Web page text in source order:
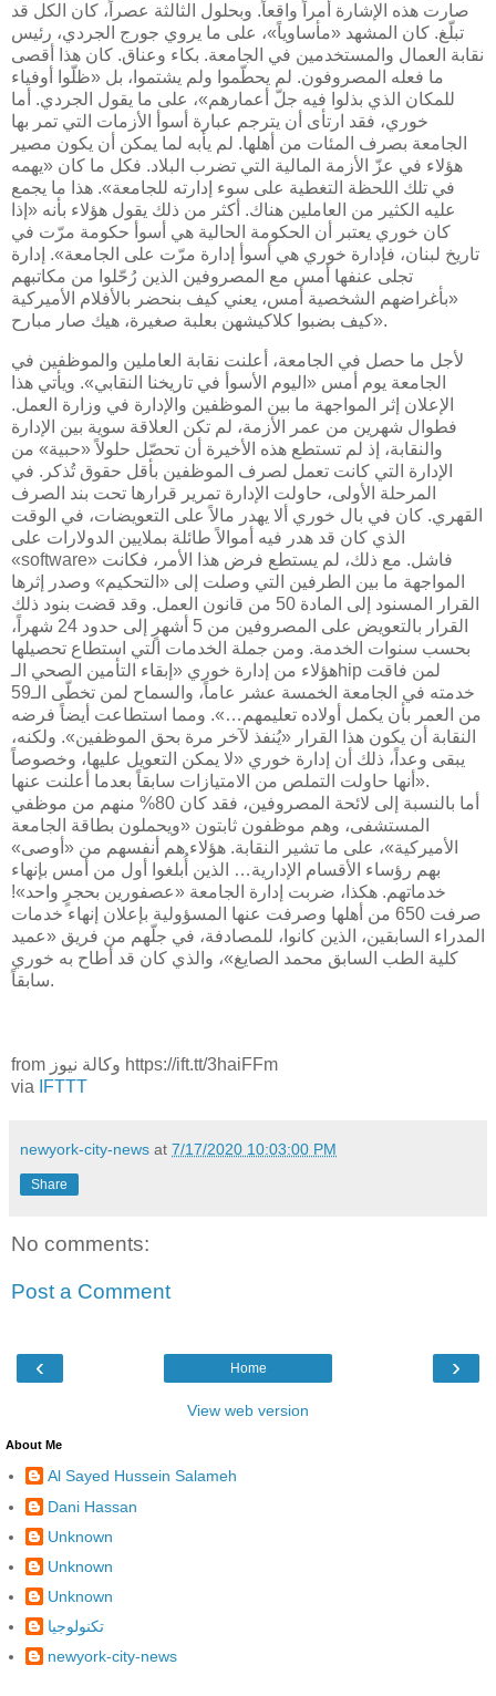
صارت هذه الإشارة أمراً واقعاً. وبحلول الثالثة عصراً، كان الكل قد
تبلّغ. كان المشهد «مأساوياً»، على ما يروي جورج الجردي، رئيس
نقابة العمال والمستخدمين في الجامعة. بكاء وعناق. كان هذا أقصى
ما فعله المصروفون. لم يحطّموا ولم يشتموا، بل «ظلّوا أوفياء
للمكان الذي بذلوا فيه جلّ أعمارهم»، على ما يقول الجردي. أما
خوري، فقد ارتأى أن يترجم عبارة أسوأ الأزمات التي تمر بها
الجامعة بصرف المئات من أهلها. لم يأبه لما يمكن أن يكون مصير
هؤلاء في عزّ الأزمة المالية التي تضرب البلاد. فكل ما كان «يهمه
في تلك اللحظة التغطية على سوء إدارته للجامعة». هذا ما يجمع
عليه الكثير من العاملين هناك. أكثر من ذلك يقول هؤلاء بأنه «إذا
كان خوري يعتبر أن الحكومة الحالية هي أسوأ حكومة مرّت في
تاريخ لبنان، فإدارة خوري هي أسوأ إدارة مرّت على الجامعة». إدارة
تجلى عنفها أمس مع المصروفين الذين رُحّلوا من مكاتبهم
«بأغراضهم الشخصية أمس، يعني كيف بنحضر بالأفلام الأميركية
كيف بضبوا كلاكيشهن بعلبة صغيرة، هيك صار مبارح».
لأجل ما حصل في الجامعة، أعلنت نقابة العاملين والموظفين في
الجامعة يوم أمس «اليوم الأسوأ في تاريخنا النقابي». ويأتي هذا
الإعلان إثر المواجهة ما بين الموظفين والإدارة في وزارة العمل.
فطوال شهرين من عمر الأزمة، لم تكن العلاقة سوية بين الإدارة
والنقابة، إذ لم تستطع هذه الأخيرة أن تحصّل حلولاً «حبية» من
الإدارة التي كانت تعمل لصرف الموظفين بأقل حقوق تُذكر. في
المرحلة الأولى، حاولت الإدارة تمرير قرارها تحت بند الصرف
القهري. كان في بال خوري ألا يهدر مالاً على التعويضات، في الوقت
الذي كان قد هدر فيه أموالاً طائلة بملايين الدولارات على
«software» فاشل. مع ذلك، لم يستطع فرض هذا الأمر، فكانت
المواجهة ما بين الطرفين التي وصلت إلى «التحكيم» وصدر إثرها
القرار المسنود إلى المادة 50 من قانون العمل. وقد قضت بنود ذلك
القرار بالتعويض على المصروفين من 5 أشهرٍ إلى حدود 24 شهراً،
بحسب سنوات الخدمة. ومن جملة الخدمات التي استطاع تحصيلها
هؤلاء من إدارة خوري «إبقاء التأمين الصحي الـhip لمن فاقت
خدمته في الجامعة الخمسة عشر عاماً، والسماح لمن تخطّى الـ59
من العمر بأن يكمل أولاده تعليمهم…». ومما استطاعت أيضاً فرضه
النقابة أن يكون هذا القرار «يُنفذ لآخر مرة بحق الموظفين». ولكنه،
يبقى وعداً، ذلك أن إدارة خوري «لا يمكن التعويل عليها، وخصوصاً
أنها حاولت التملص من الامتيازات سابقاً بعدما أعلنت عنها».
أما بالنسبة إلى لائحة المصروفين، فقد كان 80% منهم من موظفي
المستشفى، وهم موظفون ثابتون «ويحملون بطاقة الجامعة
الأميركية»، على ما تشير النقابة. هؤلاء هم أنفسهم من «أوصى»
بهم رؤساء الأقسام الإدارية… الذين أُبلغوا أول من أمس بإنهاء
خدماتهم. هكذا، ضربت إدارة الجامعة «عصفورين بحجرٍ واحد»!
صرفت 650 من أهلها وصرفت عنها المسؤولية بإعلان إنهاء خدمات
المدراء السابقين، الذين كانوا، للمصادفة، في جلّهم من فريق «عميد
كلية الطب السابق محمد الصايغ»، والذي كان قد أطاح به خوري
سابقاً.
from وكالة نيوز https://ift.tt/3haiFFm
via
IFTTT
newyork-city-news at 7/17/2020 10:03:00 PM
Share
No comments:
Post a Comment
‹ ›
Home
View web version
About Me
Al Sayed Hussein Salameh
Dani Hassan
Unknown
Unknown
Unknown
تكنولوجيا
newyork-city-news